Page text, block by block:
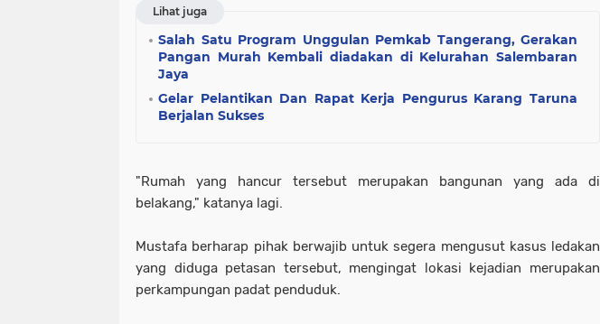
Lihat juga
Salah Satu Program Unggulan Pemkab Tangerang, Gerakan
Pangan Murah Kembali diadakan di Kelurahan Salembaran
Jaya
Gelar Pelantikan Dan Rapat Kerja Pengurus Karang Taruna
Berjalan Sukses
"Rumah yang hancur tersebut merupakan bangunan yang ada di
belakang," katanya lagi.
Mustafa berharap pihak berwajib untuk segera mengusut kasus ledakan
yang diduga petasan tersebut, mengingat lokasi kejadian merupakan
perkampungan padat penduduk.